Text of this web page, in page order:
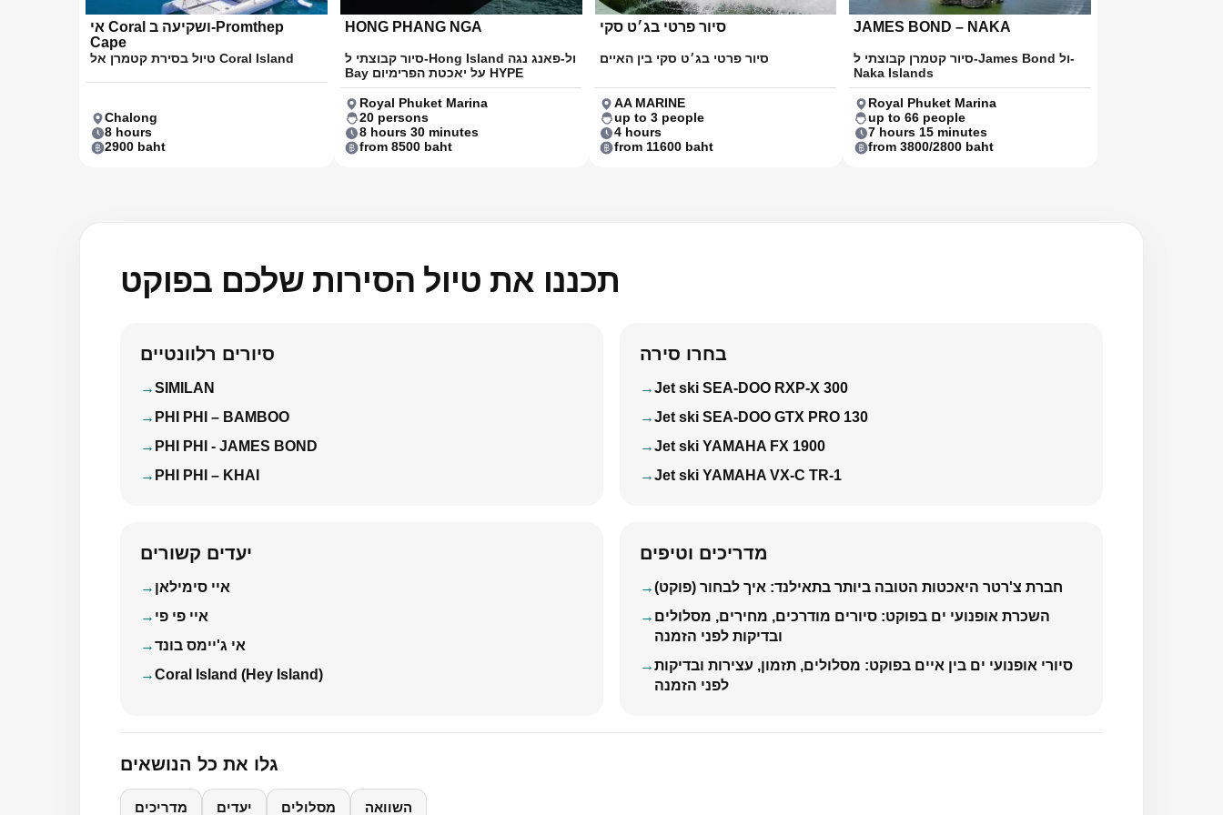
אי Coral ושקיעה ב-Promthep
Cape
טיול בסירת קטמרן אל Coral Island
Chalong
8 hours
2900 baht
HONG PHANG NGA
סיור קבוצתי ל-Hong Island ול-פאנג נגה
Bay על יאכטת הפרימיום HYPE
Royal Phuket Marina
20 persons
8 hours 30 minutes
from 8500 baht
סיור פרטי בג׳ט סקי
סיור פרטי בג׳ט סקי בין האיים
AA MARINE
up to 3 people
4 hours
from 11600 baht
JAMES BOND – NAKA
סיור קטמרן קבוצתי ל-James Bond ול-
Naka Islands
Royal Phuket Marina
up to 66 people
7 hours 15 minutes
from 3800/2800 baht
תכננו את טיול הסירות שלכם בפוקט
סיורים רלוונטיים
SIMILAN
PHI PHI – BAMBOO
PHI PHI - JAMES BOND
PHI PHI – KHAI
בחרו סירה
Jet ski SEA-DOO RXP-X 300
Jet ski SEA-DOO GTX PRO 130
Jet ski YAMAHA FX 1900
Jet ski YAMAHA VX-C TR-1
יעדים קשורים
איי סימילאן
איי פי פי
אי ג'יימס בונד
Coral Island (Hey Island)
מדריכים וטיפים
חברת צ'רטר היאכטות הטובה ביותר בתאילנד: איך לבחור (פוקט)
השכרת אופנועי ים בפוקט: סיורים מודרכים, מחירים, מסלולים
ובדיקות לפני הזמנה
סיורי אופנועי ים בין איים בפוקט: מסלולים, תזמון, עצירות ובדיקות
לפני הזמנה
גלו את כל הנושאים
מדריכים יעדים מסלולים השוואה